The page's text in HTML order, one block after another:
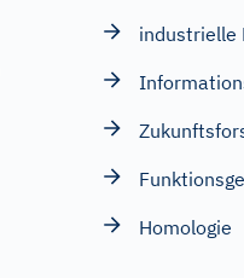
industrielle
Homologie